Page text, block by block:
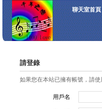
聊天室首頁
請登錄
如果您在本站已擁有帳號，請
用戶名